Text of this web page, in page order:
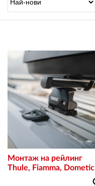
Монтаж на рейлинг
Thule, Fiamma, Dometic
OUTLET
Любими
0 продукта
Количка
0 продукта